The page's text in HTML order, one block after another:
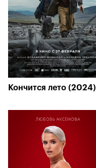
Кончится лето (2024)